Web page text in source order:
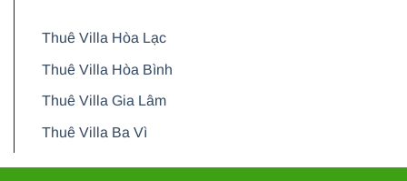
Thuê Villa Hòa Lạc
Thuê Villa Hòa Bình
Thuê Villa Gia Lâm
Thuê Villa Ba Vì